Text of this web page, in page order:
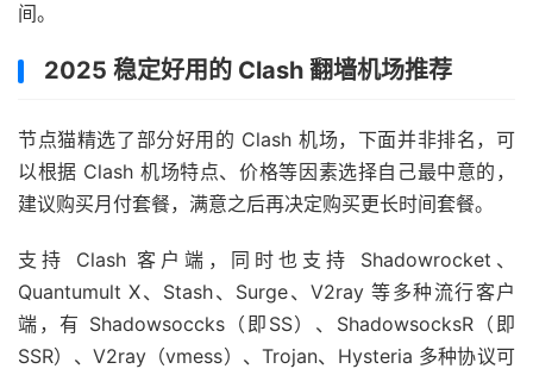
间。
2025 稳定好用的 Clash 翻墙机场推荐
节点猫精选了部分好用的 Clash 机场，下面并非排名，可
以根据 Clash 机场特点、价格等因素选择自己最中意的，
建议购买月付套餐，满意之后再决定购买更长时间套餐。
支持 Clash 客户端，同时也支持 Shadowrocket、
Quantumult X、Stash、Surge、V2ray 等多种流行客户
端，有 Shadowsoccks（即SS）、ShadowsocksR（即
SSR）、V2ray（vmess）、Trojan、Hysteria 多种协议可